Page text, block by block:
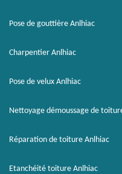
Pose de gouttière Anlhiac
Charpentier Anlhiac
Pose de velux Anlhiac
Nettoyage démoussage de
Réparation de toiture Anlhiac
Etanchéité toiture Anlhiac